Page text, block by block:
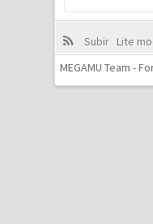
Subir Lite
MEGAMU Team -